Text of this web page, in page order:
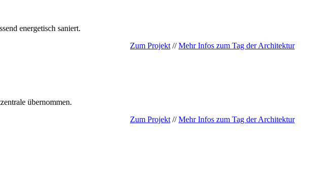
energetisch saniert.
Zum Projekt //Mehr Infos zum Tag der Architektur
übernommen.
Zum Projekt //Mehr Infos zum Tag der Architektur